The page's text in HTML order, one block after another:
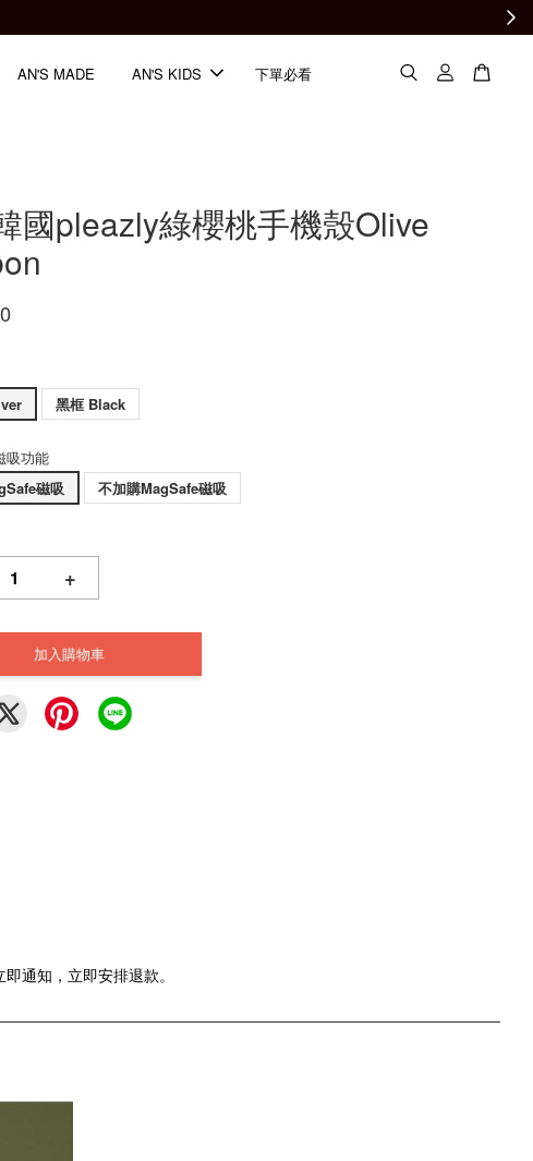
AN'S MADE AN'S KIDS 下單必看
國pleazly綠櫻桃手機殼Olive
黑框 Black
吸功能
磁吸
不加購MagSafe磁吸
+
加入購物車
通知，立即安排退款。